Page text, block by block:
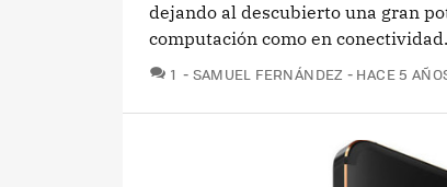
dejando al descubierto una gran
computación como en conectividad.
1 COMENTARIOS
SAMUEL FERNÁNDEZ HACE 5